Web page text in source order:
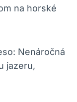
na horské
Nenáročná
jazeru,